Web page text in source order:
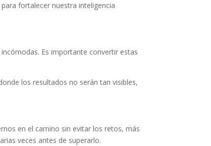
fortalecer nuestra inteligencia
Es importante convertir estas
los resultados no serán tan visibles,
en el camino sin evitar los retos, más
veces antes de superarlo.